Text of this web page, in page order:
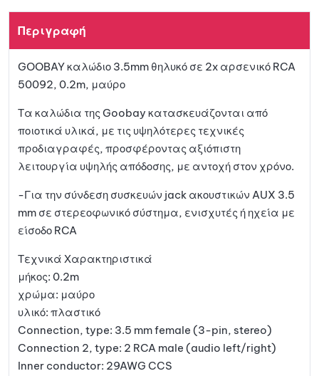
αγαπη
μένων
Περιγραφή
GOOBAY καλώδιο 3.5mm θηλυκό σε 2x αρσενικό RCA
50092, 0.2m, μαύρο
Τα καλώδια της Goobay κατασκευάζονται από
ποιοτικά υλικά, με τις υψηλότερες τεχνικές
προδιαγραφές, προσφέροντας αξιόπιστη
λειτουργία υψηλής απόδοσης, με αντοχή στον χρόνο.
-Για την σύνδεση συσκευών jack ακουστικών AUX 3.5
mm σε στερεοφωνικό σύστημα, ενισχυτές ή ηχεία με
είσοδο RCA
Τεχνικά Χαρακτηριστικά
μήκος: 0.2m
χρώμα: μαύρο
υλικό: πλαστικό
Connection, type: 3.5 mm female (3-pin, stereo)
Connection 2, type: 2 RCA male (audio left/right)
Inner conductor: 29AWG CCS